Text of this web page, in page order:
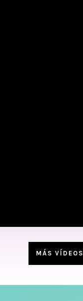
MÁS VÍDEOS